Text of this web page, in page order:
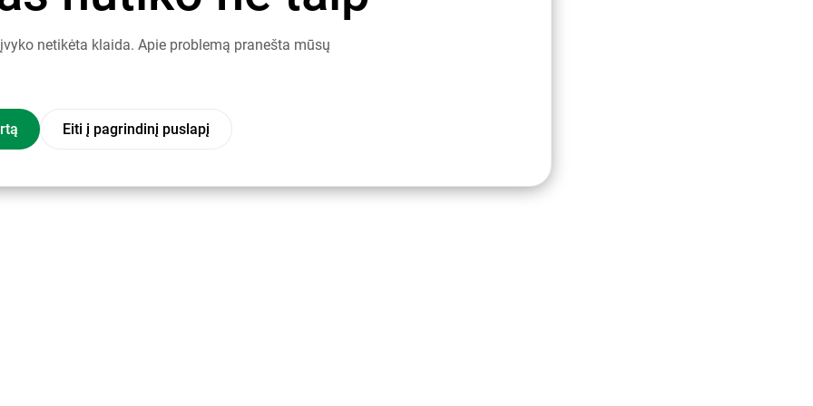
netikėta klaida. Apie problemą pranešta mūsų
Eiti į pagrindinį puslapį